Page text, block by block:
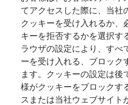
てアクセスした際に、当社
クッキーを受け入れるか、
キーを拒否するかを選択す
ラウザの設定により、すべ
ーを受け入れる、ブロック
ます。クッキーの設定は後
様がクッキーをブロックす
スまたは当社ウェブサイト